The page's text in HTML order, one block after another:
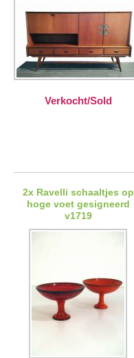
Verkocht/Sold
2x Ravelli schaaltjes op
hoge voet gesigneerd
v1719